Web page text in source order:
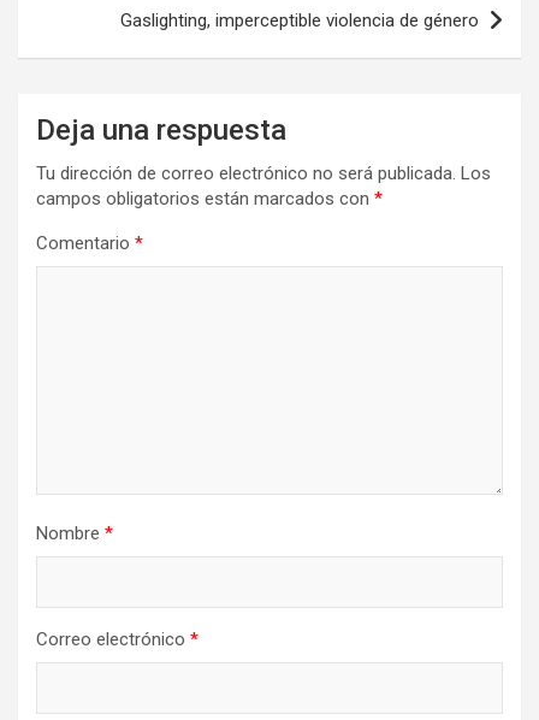
Gaslighting, imperceptible violencia de género
Deja una respuesta
Tu dirección de correo electrónico no será publicada. Los
campos obligatorios están marcados con *
Comentario *
Nombre *
Correo electrónico *